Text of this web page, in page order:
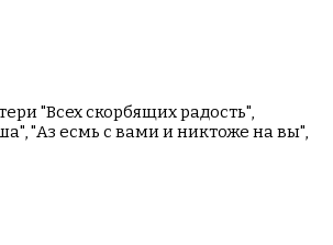
"Всех скорбящих радость",
"Аз есмь с вами и никтоже на вы",